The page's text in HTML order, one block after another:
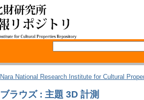
Nara National Research Institute for Cultural
ブラウズ : 主題 3D 計測